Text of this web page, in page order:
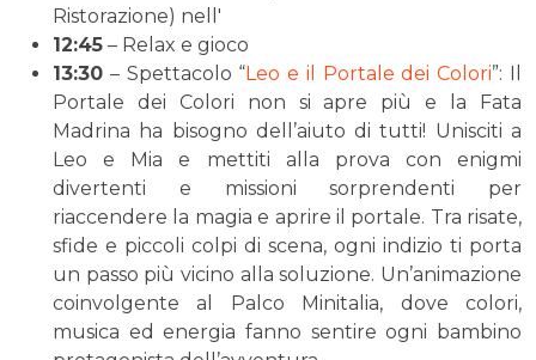
Ristorazione) nell'
12:45 – Relax e gioco
13:30 – Spettacolo “Leo e il Portale dei Colori”: Il
Portale dei Colori non si apre più e la Fata
Madrina ha bisogno dell’aiuto di tutti! Unisciti a
Leo e Mia e mettiti alla prova con enigmi
divertenti e missioni sorprendenti per
riaccendere la magia e aprire il portale. Tra risate,
sfide e piccoli colpi di scena, ogni indizio ti porta
un passo più vicino alla soluzione. Un’animazione
coinvolgente al Palco Minitalia, dove colori,
musica ed energia fanno sentire ogni bambino